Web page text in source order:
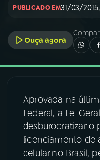
PROGRAMAÇÃO
05 PODCASTS
06 VIDEOCASTS
PUBLICADO EM31/03/2015,
Ouça agora
Aprovada na
Federal, a Lei
desburocratizar o
licenciamento de
celular no Brasil,